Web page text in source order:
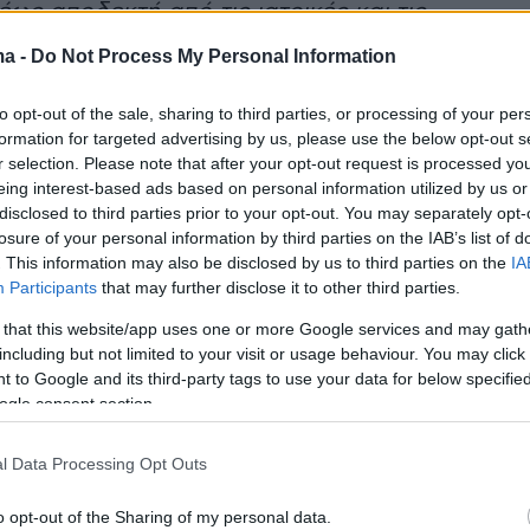
- Do Not Process My Personal Information
opt-out of the sale, sharing to third parties, or processing of your
for targeted advertising by us, please use the below opt-out
selection. Please note that after your opt-out request is processed
interest-based ads based on personal information utilized by us
to third parties prior to your opt-out. You may separately
of your personal information by third parties on the IAB’s list of
This information may also be disclosed by us to third parties on the
Participants that may further disclose it to other third parties.
that this website/app uses one or more Google services and may
but not limited to your visit or usage behaviour. You may
to Google and its third-party tags to use your data for below
consent section.
Data Processing Opt Outs
opt-out of the Sharing of my personal data.
αποδεκτή από τις ιατρικές και τις
κοινότητες», αναφέρει σε ανακοίνωσή του ο